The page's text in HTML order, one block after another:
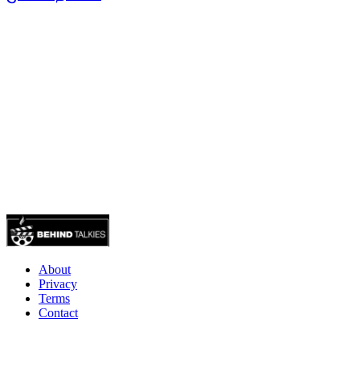
About
Privacy
Terms
Contact